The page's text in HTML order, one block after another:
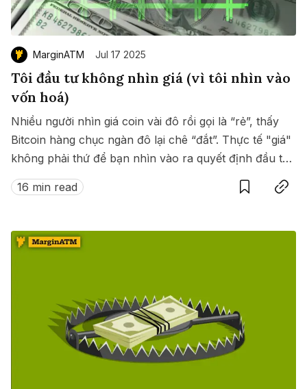
MarginATM Jul 17 2025
Tôi đầu tư không nhìn giá (vì tôi nhìn vào
vốn hoá)
Nhiều người nhìn giá coin vài đô rồi gọi là “rẻ”, thấy
Bitcoin hàng chục ngàn đô lại chê “đắt”. Thực tế "giá"
không phải thứ để bạn nhìn vào ra quyết định đầu tư.
Thay vào đó hãy nhìn vào "vốn hóa thị trường" - nơi
thể hiện được bản chất của dự án.
16 min read
SaveCopy link